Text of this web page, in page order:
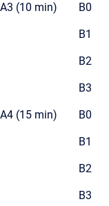
A3 (10 min) B0
B1
B2
B3
A4 (15 min) B0
B1
B2
B3